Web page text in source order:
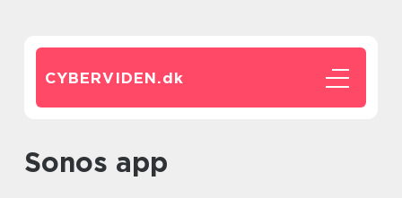
CYBERVIDEN.dk
sonos app